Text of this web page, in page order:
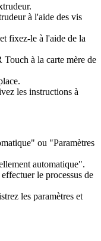
à l'aide des vis
fixez-le à l'aide de la
à la carte mère de
les instructions à
ou "Paramètres
automatique".
le processus de
les paramètres et